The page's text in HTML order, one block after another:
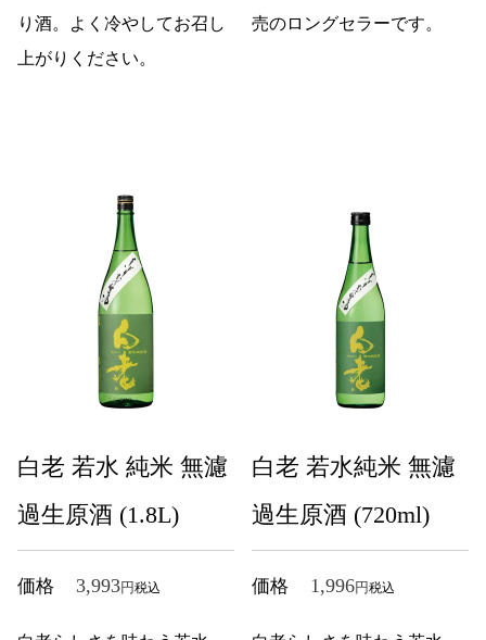
り酒。よく冷やしてお召し
上がりください。
売のロングセラーです。
白老 若水 純米 無濾
過生原酒 (1.8L)
価格 3,993 税込
白老 若水純米 無濾
過生原酒 (720ml)
価格 1,996 税込